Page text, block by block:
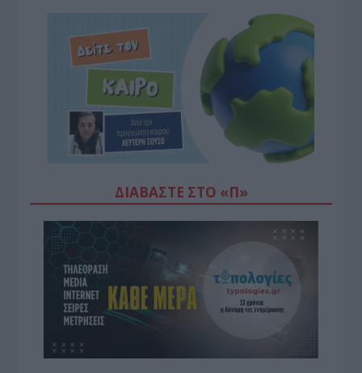
ΔΙΑΒΆΣΤΕ ΣΤΟ «Π»